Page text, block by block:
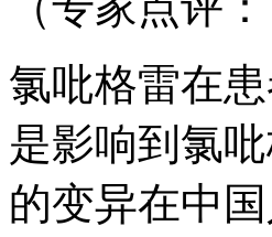
氯吡格雷在
是影响到氯
的变异在中